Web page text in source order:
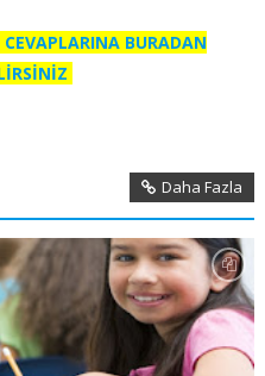
BURADAN
Daha Fazla